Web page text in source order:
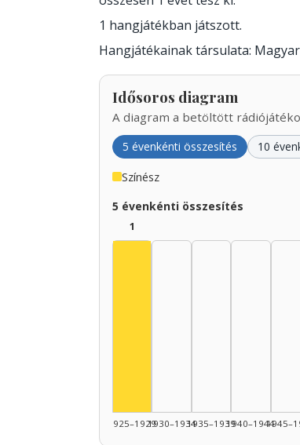
1 hangjátékban játszott.
Hangjátékainak társulata: Magyar
Idősoros diagram
A diagram a betöltött
5 évenkénti összesítés 10
Színész
5 évenkénti összesítés
1
1925–19291930–19341935–19391940–1944